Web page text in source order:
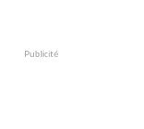
Publicité